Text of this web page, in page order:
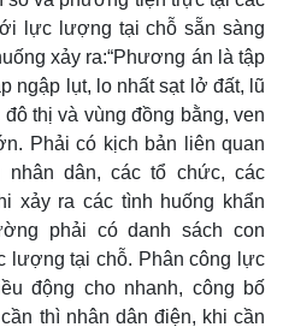
lực lượng tại chỗ sẵn sàng
xảy ra:“Phương án là tập
ngập lụt, lo nhất sạt lở đất, lũ
thị và vùng đồng bằng, ven
Phải có kịch bản liên quan
dân, các tổ chức, các
xảy ra các tình huống khẩn
phải có danh sách con
lượng tại chỗ. Phân công lực
động cho nhanh, công bố
thì nhân dân điện, khi cần